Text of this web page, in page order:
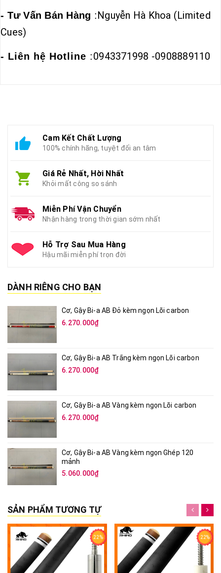
- Tư Vấn Bán Hàng : Nguyễn Hà Khoa (Limited
Cues)
- Liên hệ Hotline :0943371998 -0908889110
Cam Kết Chất Lượng
100% chính hãng, tuyệt đối an tâm
Giá Rẻ Nhất, Hời Nhất
Khỏi mất công so sánh
Miễn Phí Vận Chuyển
Nhận hàng trong thời gian sớm nhất
Hỗ Trợ Sau Mua Hàng
Hậu mãi miễn phí trọn đời
DÀNH RIÊNG CHO BẠN
Cơ, Gậy Bi-a AB Đỏ kèm ngọn Lõi carbon
6.270.000₫
Cơ, Gậy Bi-a AB Trắng kèm ngọn Lõi carbon
6.270.000₫
Cơ, Gậy Bi-a AB Vàng kèm ngọn Lõi carbon
6.270.000₫
Cơ, Gậy Bi-a AB Vàng kèm ngọn Ghép 120
mảnh
5.060.000₫
SẢN PHẨM TƯƠNG TỰ
22% 22%